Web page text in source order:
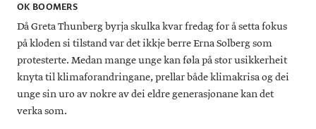
OK BOOMERS
Då Greta Thunberg byrja skulka kvar fredag for å setta fokus
på kloden si tilstand var det ikkje berre Erna Solberg som
protesterte. Medan mange unge kan føla på stor usikkerheit
knyta til klimaforandringane, prellar både klimakrisa og dei
unge sin uro av nokre av dei eldre generasjonane kan det
verka som.